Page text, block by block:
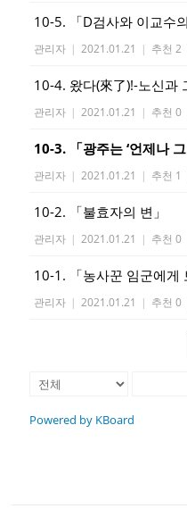
10-5. 「D검사와 이교수의
관리자 | 2021.01.21 | 추천 2
10-4. 왔다(來了)!-노신과
관리자 | 2021.01.21 | 추천 0
10-3. 「광주는 ‘언제나
관리자 | 2021.01.21 | 추천 1
10-2. 「불효자의 변」
관리자 | 2021.01.21 | 추천 0
10-1. 「농사꾼 임군에게
관리자 | 2021.01.21 | 추천 0
Powered by KBoard